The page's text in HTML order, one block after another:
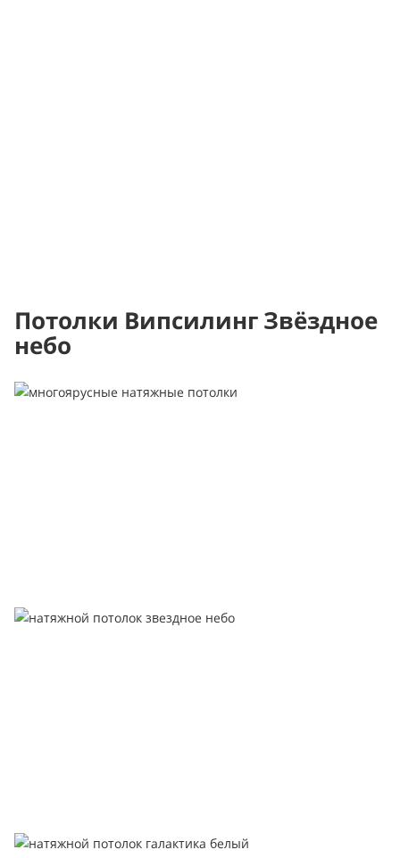
Потолки Випсилинг Звёздное
небо